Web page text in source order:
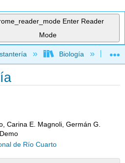
Enter Reader
Mode
jerarquía global
Biología
Carina E. Magnoli, Germán G.
de Río Cuarto